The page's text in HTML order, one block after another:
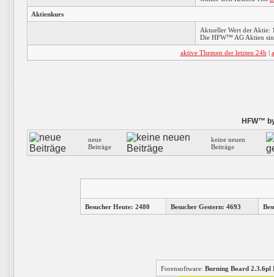
Aktienkurs
Aktueller Wert der Aktie:
Die HFW™ AG Aktien
aktive Themen der letzten 24h |
HFW™
neue
Beiträge
keine neuen
Beiträge
Besucher Heute: 2480 Besucher Gestern: 4693
Forensoftware: Burning Board